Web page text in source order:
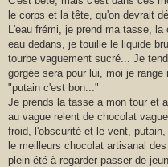
le corps et la tête, qu'on devrait
L'eau frémi, je prend ma tasse,
eau dedans, je touille le liquide
tourbe vaguement sucré... Je
gorgée sera pour lui, moi je
"putain c'est bon..."
Je prends la tasse a mon tour et
au vague relent de chocolat
froid, l'obscurité et le vent,
le meilleurs chocolat artisanal
plein été à regarder passer de